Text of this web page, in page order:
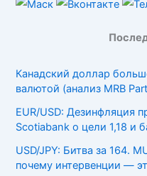
Канадский доллар
валютой (анализ MRB
EUR/USD: Дезинфляция
Scotiabank о цели 1,18 и
USD/JPY: Битва за 164.
почему интервенции —